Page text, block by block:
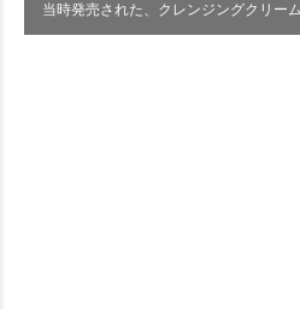
当時発売された、クレンジングクリー